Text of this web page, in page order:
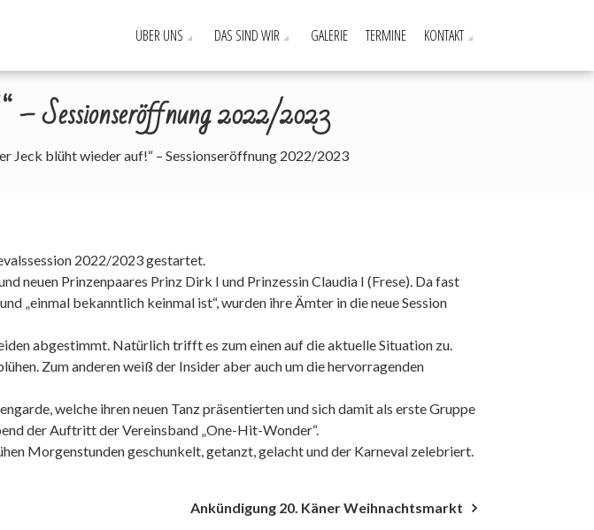
ÜBER UNS DAS SIND WIR GALERIE TERMINE KONTAKT
– Sessionseröffnung 2022/2023
Jeck blüht wieder auf!“ – Sessionseröffnung 2022/2023
2022/2023 gestartet.
neuen Prinzenpaares Prinz Dirk I und Prinzessin Claudia I (Frese). Da fast
„einmal bekanntlich keinmal ist“, wurden ihre Ämter in die neue Session
abgestimmt. Natürlich trifft es zum einen auf die aktuelle Situation zu.
Zum anderen weiß der Insider aber auch um die hervorragenden
welche ihren neuen Tanz präsentierten und sich damit als erste Gruppe
der Auftritt der Vereinsband „One-Hit-Wonder“.
Morgenstunden geschunkelt, getanzt, gelacht und der Karneval zelebriert.
Ankündigung 20. Käner Weihnachtsmarkt